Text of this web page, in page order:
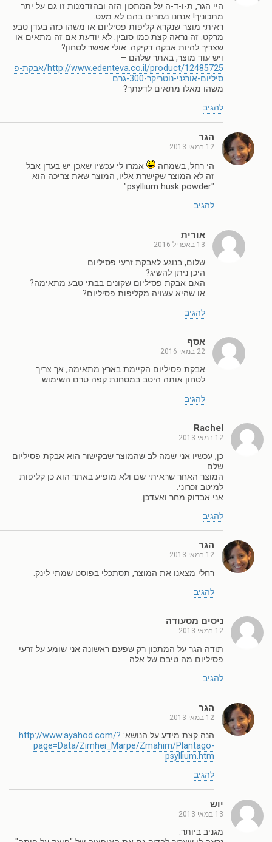
היי הגר, ת-ו-ד-ה על המתכון הזה ובהזדמנות זו גם על יתר
מתכוניך! אנחנו נעזרים בהם לא מעט.
ראיתי מוצר שנקרא קליפות פסיליום או משהו כזה בעדן טבע
מרקט. זה נראה קצת כמו סובין. לא יודעת אם זה מתאים או
שצריך להיות אבקה דקיקה. אולי אפשר לטחון?
ויש עוד מוצר, באתר שלהם –
http://www.edenteva.co.il/product/12485725/אבקת-פ
סיליום-אורגני-נוטריקר-300-גרם
משהו מאלו מתאים לדעתך?
להגיב
הגר
12 במאי 2013
הי רחל, בשמחה
אמרו לי עכשיו שאכן יש בעדן אבל
זה לא המוצר שקישרת אליו, המוצר שאת צריכה הוא
"psyllium husk powder"
להגיב
אורית
13 באפריל 2016
שלום, בנוגע לאבקת זרעי פסיליום
היכן ניתן להשיג?
האם אבקת פסיליום שקונים בבתי טבע מתאימה?
או שהיא עשויה מקליפות פסיליום?
להגיב
אסף
22 במאי 2016
אבקת פסיליום הקיימת בארץ מתאימה, אך צריך
לטחון אותה היטב במטחנת קפה טרם השימוש.
להגיב
Rachel
12 במאי 2013
כן, עכשיו אני שמה לב שהמוצר שבקישור הוא אבקת פסיליום
שלם.
המוצר האחר שראיתי שם ולא מופיע באתר הוא כן קליפות
למיטב זכרוני.
אני אבדוק מחר ואעדכן.
להגיב
הגר
12 במאי 2013
רחלי מצאנו את המוצר, תסתכלי בפוסט שמתי לינק.
להגיב
ניסים מסעודה
12 במאי 2013
תודה הגר על המתכון רק שפעם ראשונה אני שומע על זרעי
פסיליום מה טיבם של אלה
להגיב
הגר
12 במאי 2013
הנה קצת מידע על הנושא: http://www.ayahod.com/?
page=Data/Zimhei_Marpe/Zmahim/Plantago-
psyllium.htm
להגיב
יוש
13 במאי 2013
מגניב ביותר.